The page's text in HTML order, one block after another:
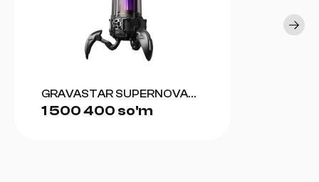
GRAVASTAR SUPERNOVA
BLUETOOTH SPEAKER
1 500 400 so'm